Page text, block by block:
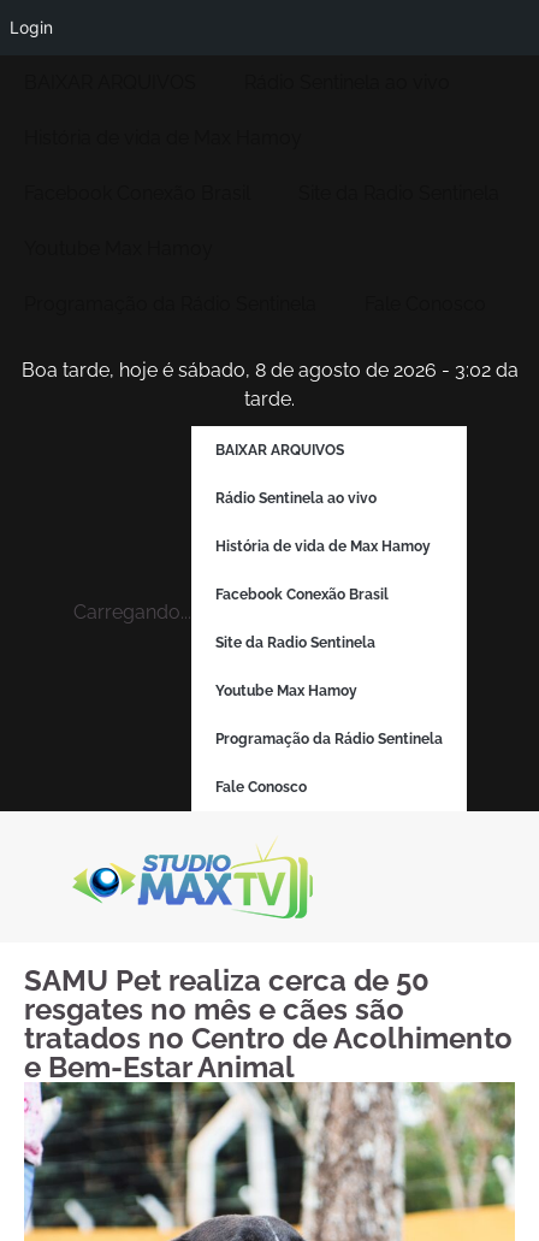
Boa tarde, hoje é sábado, 8 de agosto de 2026 - 3:02 da
tarde.
Carregando...
BAIXAR ARQUIVOS
Rádio Sentinela ao vivo
História de vida de Max Hamoy
Facebook Conexão Brasil
Site da Radio Sentinela
Youtube Max Hamoy
Programação da Rádio Sentinela
Fale Conosco
SAMU Pet realiza cerca de 50
resgates no mês e cães são
tratados no Centro de Acolhimento
e Bem-Estar Animal
Login